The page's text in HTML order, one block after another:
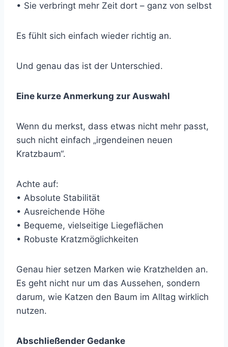
• Sie verbringt mehr Zeit dort – ganz von selbst
Es fühlt sich einfach wieder richtig an.
Und genau das ist der Unterschied.
Eine kurze Anmerkung zur Auswahl
Wenn du merkst, dass etwas nicht mehr passt,
such nicht einfach „irgendeinen neuen
Kratzbaum“.
Achte auf:
• Absolute Stabilität
• Ausreichende Höhe
• Bequeme, vielseitige Liegeflächen
• Robuste Kratzmöglichkeiten
Genau hier setzen Marken wie Kratzhelden an.
Es geht nicht nur um das Aussehen, sondern
darum, wie Katzen den Baum im Alltag wirklich
nutzen.
Abschließender Gedanke